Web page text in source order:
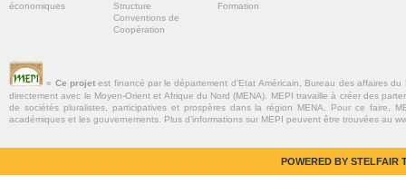
économiques
Structure
Conventions de
Coopération
Formation
« Ce projetest financé par le département d’Etat Américain, Bureau des affaires
directement avec le Moyen-Orient et Afrique du Nord (MENA). MEPI travaille à créer des
de sociétés pluralistes, participatives et prospères dans la région MENA. Pour ce faire,
académiques et les gouvernements. Plus d’informations sur MEPI peuvent être trouvées au
POWERED BY STELFAIR